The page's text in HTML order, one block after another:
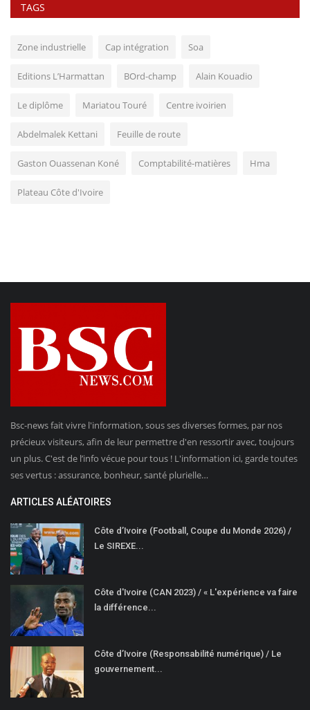
TAGS
Zone industrielle Cap intégration Soa
Editions L’Harmattan BOrd-champ Alain Kouadio
Le diplôme Mariatou Touré Centre ivoirien
Abdelmalek Kettani Feuille de route
Gaston Ouassenan Koné Comptabilité-matières Hma
Plateau Côte d'Ivoire
Bsc-news fait vivre l'information, sous ses diverses formes, par nos
précieux visiteurs, afin de leur permettre d'en ressortir avec, toujours
un plus. C'est de l’info vécue pour tous ! L'information ici, garde toutes
ses vertus : assurance, bonheur, santé plurielle…
ARTICLES ALÉATOIRES
Côte d’Ivoire (Football, Coupe du Monde 2026) /
Le SIREXE...
Côte d'Ivoire (CAN 2023) / « L'expérience va faire
la différence...
Côte d’Ivoire (Responsabilité numérique) / Le
gouvernement...